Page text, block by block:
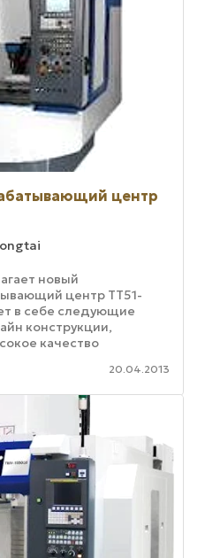
центр
новый
центр TT51-
в себе следующие
конструкции,
качество
...
20.04.2013